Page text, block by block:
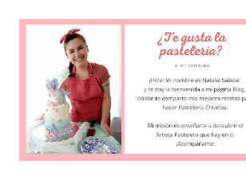
Ir al contenido principal